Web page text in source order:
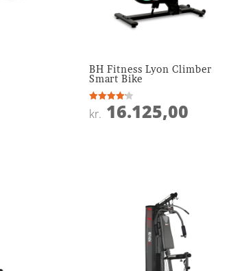
BH Fitness Lyon Climber
Smart Bike
Vurderet
4.2
kr. 16.125,00